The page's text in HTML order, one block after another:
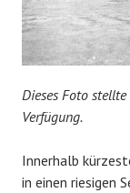
Dieses Foto
Verfügung.
Innerhalb
in einen riesigen